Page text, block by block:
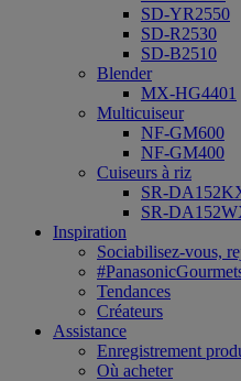
SD-YR2550
SD-R2530
SD-B2510
Blender
MX-HG4401
Multicuiseur
NF-GM600
NF-GM400
Cuiseurs à riz
SR-
SR-
Inspiration
Sociabilisez-vous,
Tendances
Créateurs
Assistance
Enregistrement
Où acheter